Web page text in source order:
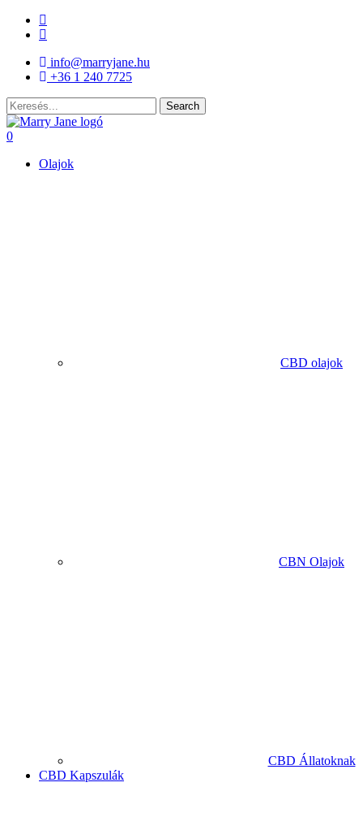
Skip
content
facebook
instagram
info@marryjane.hu
+36 1 240 7725
Search
Close
Search
search
account
0
Olajok
CBD olajok
CBN Olajok
CBD Állatoknak
CBD Kapszulák